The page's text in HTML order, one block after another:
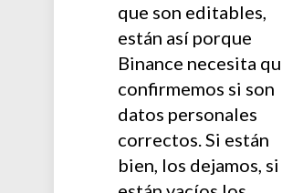
que son editables,
están así porque
Binance necesita
confirmemos si son
datos personales
correctos. Si están
bien, los dejamos, si